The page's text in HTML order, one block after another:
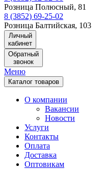
Розница Полюсный, 81
8 (3852) 69-25-02
Розница Балтийская, 103
Личный
кабинет
Обратный
звонок
Меню
Каталог товаров
О компании
Вакансии
Новости
Услуги
Контакты
Оплата
Доставка
Оптовикам